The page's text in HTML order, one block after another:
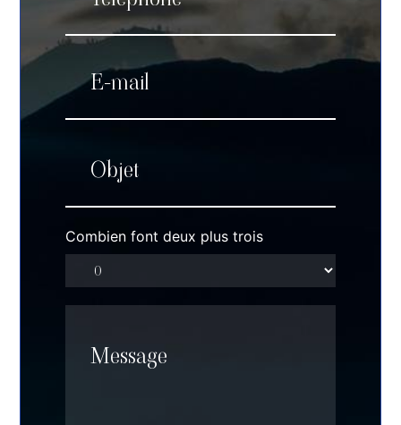
Combien font deux plus trois